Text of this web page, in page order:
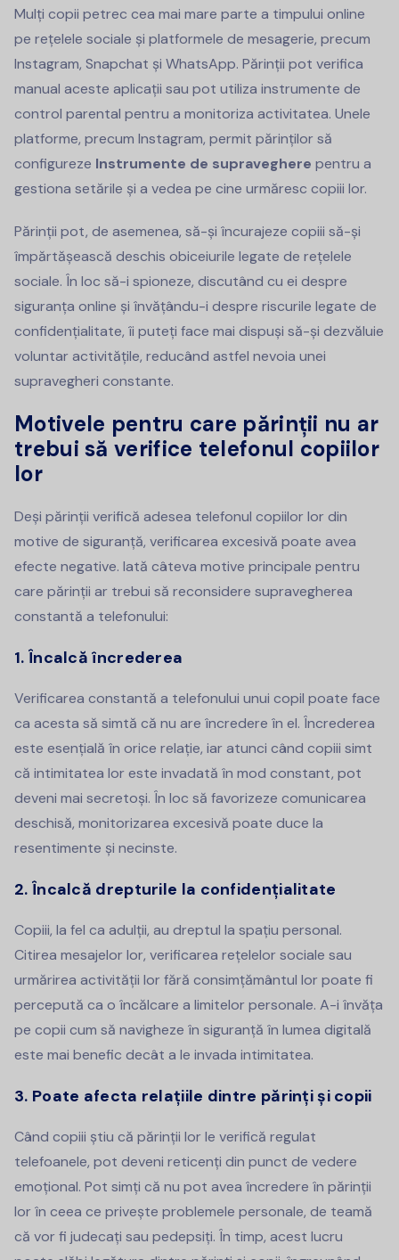
Mulți copii petrec cea mai mare parte a timpului online
pe rețelele sociale și platformele de mesagerie, precum
Instagram, Snapchat și WhatsApp. Părinții pot verifica
manual aceste aplicații sau pot utiliza instrumente de
control parental pentru a monitoriza activitatea. Unele
platforme, precum Instagram, permit părinților să
configureze Instrumente de supraveghere pentru a
gestiona setările și a vedea pe cine urmăresc copiii lor.
Părinții pot, de asemenea, să-și încurajeze copiii să-și
împărtășească deschis obiceiurile legate de rețelele
sociale. În loc să-i spioneze, discutând cu ei despre
siguranța online și învățându-i despre riscurile legate de
confidențialitate, îi puteți face mai dispuși să-și dezvăluie
voluntar activitățile, reducând astfel nevoia unei
supravegheri constante.
Motivele pentru care părinții nu ar
trebui să verifice telefonul copiilor
lor
Deși părinții verifică adesea telefonul copiilor lor din
motive de siguranță, verificarea excesivă poate avea
efecte negative. Iată câteva motive principale pentru
care părinții ar trebui să reconsidere supravegherea
constantă a telefonului:
1. Încalcă încrederea
Verificarea constantă a telefonului unui copil poate face
ca acesta să simtă că nu are încredere în el. Încrederea
este esențială în orice relație, iar atunci când copiii simt
că intimitatea lor este invadată în mod constant, pot
deveni mai secretoși. În loc să favorizeze comunicarea
deschisă, monitorizarea excesivă poate duce la
resentimente și necinste.
2. Încalcă drepturile la confidențialitate
Copiii, la fel ca adulții, au dreptul la spațiu personal.
Citirea mesajelor lor, verificarea rețelelor sociale sau
urmărirea activității lor fără consimțământul lor poate fi
percepută ca o încălcare a limitelor personale. A-i învăța
pe copii cum să navigheze în siguranță în lumea digitală
este mai benefic decât a le invada intimitatea.
3. Poate afecta relațiile dintre părinți și copii
Când copiii știu că părinții lor le verifică regulat
telefoanele, pot deveni reticenți din punct de vedere
emoțional. Pot simți că nu pot avea încredere în părinții
lor în ceea ce privește problemele personale, de teamă
că vor fi judecați sau pedepsiți. În timp, acest lucru